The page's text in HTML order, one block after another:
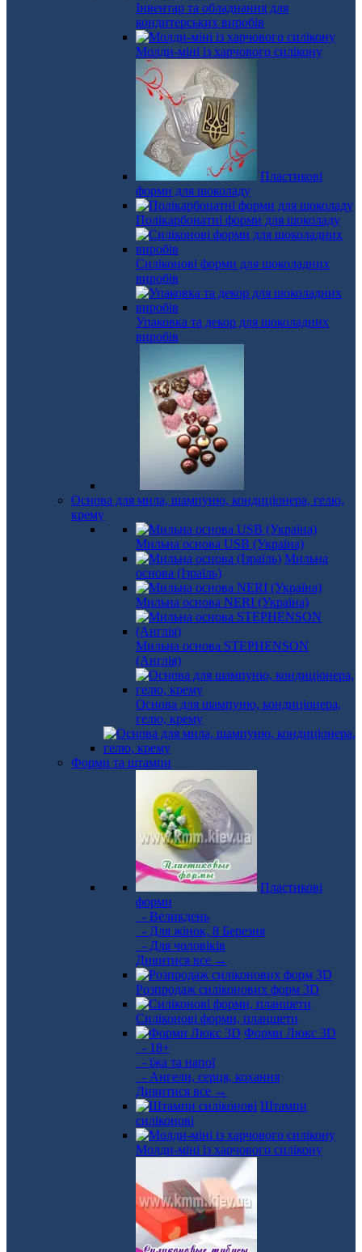
Інвентар та обладнання для
кондитерських виробів
Молди-міні із харчового силікону
Пластикові
форми для шоколаду
Полікарбонатні форми для шоколаду
Силіконові форми для шоколадних
виробів
Упаковка та декор для шоколадних
виробів
Основа для мила, шампуню, кондиціонера, гелю,
крему
Мильна основа USB (Україна)
Мильна
основа (Ізраїль)
Мильна основа NERI (Україна)
Мильна основа STEPHENSON
(Англія)
Основа для шампуню, кондиціонера,
гелю, крему
Форми та штампи
Пластикові
форми
- Великдень
- Для жінок, 8 Березня
- Для чоловіків
Дивитися все →
Розпродаж силіконових форм 3D
Силіконові форми, планшети
Форми Люкс 3D
- 18+
- їжа та напої
- Ангели, серця, кохання
Дивитися все →
Штампи
силіконові
Молди-міні із харчового силікону